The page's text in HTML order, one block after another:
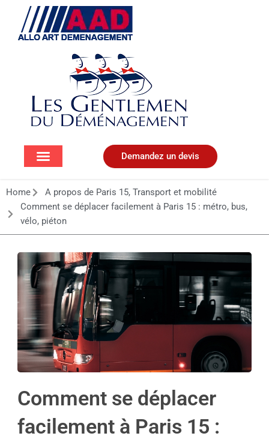
contenu
Demandez un devis
Home A propos de Paris 15, Transport et mobilité
Comment se déplacer facilement à Paris 15 : métro, bus,
vélo, piéton
Comment se déplacer
facilement à Paris 15 :